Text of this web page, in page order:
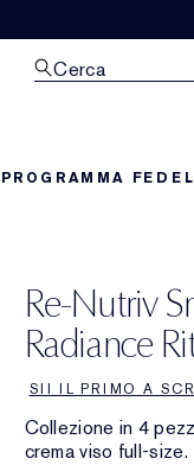
Cerca
PROGRAMMA
Re-Nutriv
Radiance
SII IL PRIMO A
Collezione in 4
crema viso full-size.